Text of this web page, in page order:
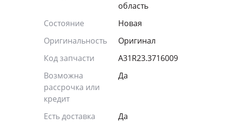
область
Состояние
Новая
Оригинальность
Оригинал
Код запчасти
А31R23.3716009
Возможна
рассрочка или
кредит
Да
Есть доставка
Да